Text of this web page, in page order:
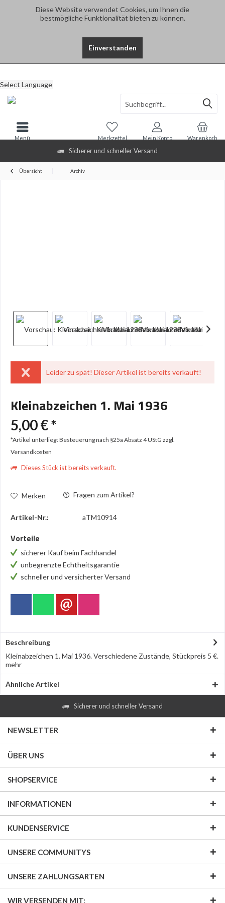
Diese Website verwendet Cookies, um Ihnen die
bestmögliche Funktionalität bieten zu können.
Einverstanden
Sicherer und schneller Versand
Select Language
Warenkorb
Merkzettel Mein Konto
Menü
Übersicht Archiv
Leider zu spät! Dieser Artikel ist bereits verkauft!
Kleinabzeichen 1. Mai 1936
5,00 € *
*Artikel unterliegt Besteuerung nach §25a Absatz 4 UStG zzgl.
Versandkosten
Dieses Stück ist bereits verkauft.
Merken Fragen zum Artikel?
Artikel-Nr.: aTM10914
Vorteile
sicherer Kauf beim Fachhandel
unbegrenzte Echtheitsgarantie
schneller und versicherter Versand
Beschreibung
Kleinabzeichen 1. Mai 1936. Verschiedene Zustände, Stückpreis 5 €.
mehr
Ähnliche Artikel
Sicherer und schneller Versand
NEWSLETTER
ÜBER UNS
SHOPSERVICE
INFORMATIONEN
KUNDENSERVICE
UNSERE COMMUNITYS
UNSERE ZAHLUNGSARTEN
WIR VERSENDEN MIT: